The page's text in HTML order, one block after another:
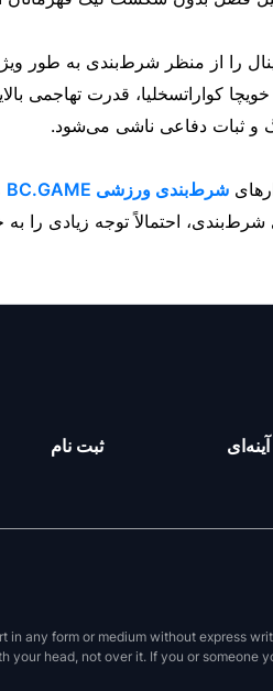
را از منظر شرط‌بندی به طور
خویچا کواراتسخلیا، قدرت تهاجمی
و ثبات دفاعی ناشی می‌شود.
شرط‌بندی ورزشی BC.GAME
احتمالاً توجه زیادی را
ثبت نام
any form or medium without express
your head, not over it. If you or someone